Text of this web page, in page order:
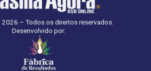
– Todos os direitos reservados.
Desenvolvido por: